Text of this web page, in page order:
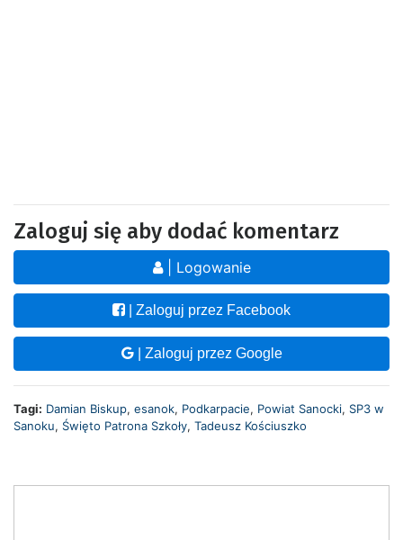
Zaloguj się aby dodać komentarz
| Logowanie
| Zaloguj przez Facebook
| Zaloguj przez Google
Tagi: Damian Biskup, esanok, Podkarpacie, Powiat Sanocki, SP3 w
Sanoku, Święto Patrona Szkoły, Tadeusz Kościuszko